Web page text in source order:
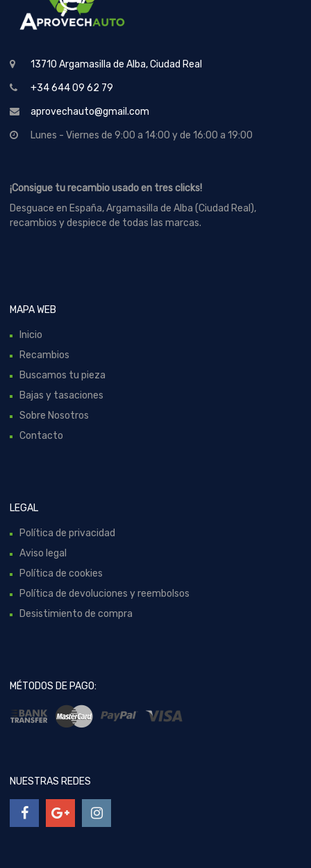
13710 Argamasilla de Alba, Ciudad Real
+34 644 09 62 79
aprovechauto@gmail.com
Lunes - Viernes de 9:00 a 14:00 y de 16:00 a 19:00
¡Consigue tu recambio usado en tres clicks!
Desguace en España, Argamasilla de Alba (Ciudad Real),
recambios y despiece de todas las marcas.
MAPA WEB
Inicio
Recambios
Buscamos tu pieza
Bajas y tasaciones
Sobre Nosotros
Contacto
LEGAL
Política de privacidad
Aviso legal
Política de cookies
Política de devoluciones y reembolsos
Desistimiento de compra
MÉTODOS DE PAGO:
NUESTRAS REDES